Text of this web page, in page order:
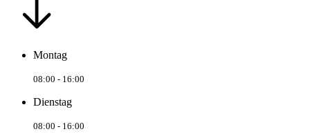
Montag
08:00 - 16:00
Dienstag
08:00 - 16:00